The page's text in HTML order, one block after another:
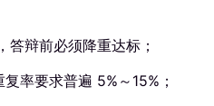
辩前必须降重达标；
率要求普遍 5%～15%；